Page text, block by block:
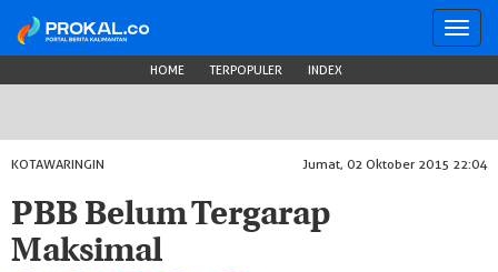
HOME TERPOPULER INDEX
KOTAWARINGIN Jumat, 02 Oktober 2015 22:04
PBB Belum Tergarap
Maksimal